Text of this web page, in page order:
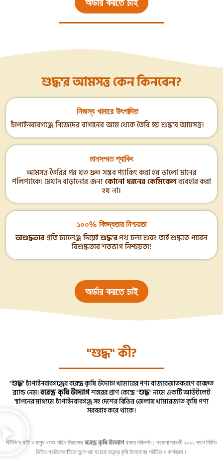
অর্ডার করতে চাই
শুদ্ধ'র আমসত্ত কেন কিনবেন?
নিজস্ব খামারে উৎপাদিত
চাঁপাইনবাবগঞ্জে নিজেদের বাগানের আম থেকে তৈরি হয় শুদ্ধ'র আমসত্ত।
মানসম্মত প্যাকিং
আমসত্ত তৈরির পর যত দ্রুত সম্ভব প্যাকিং করা হয় ভালো মানের
পলিপ্যাকে। মেয়াদ বাড়ানোর জন্যকোনো ধরনের কেমিকেলব্যবহার করা
হয় না।
১০০% বিশুদ্ধতার নিশ্চয়তা
অশুদ্ধতারপ্রতি চ্যালেঞ্জ দিয়েইশুদ্ধ'রপথ চলা শুরু! তাই শুদ্ধতে পাবেন
বিশুদ্ধতার শতভাগ নিশ্চয়তা!
অর্ডার করতে চাই
"শুদ্ধ" কী?
"শুদ্ধ" চাঁপাইনবাবগঞ্জের বরেন্দ্র কৃষি উদ্যোগ খামারের পণ্য বাজারজাতকরণে ব্যবহৃত
ব্র্যান্ড নেম।বরেন্দ্র কৃষি উদ্যোগশহরের প্রাণ কেন্দ্রে "শুদ্ধ" নামে একটি আউটলেট
স্থাপনের মাধ্যমে চাঁপাইনবাবগঞ্জ সহ দেশের বিভিন্ন জেলায় খামারজাত কৃষি পণ্য
সরবরাহ করে থাকে।
বিটিভি’র মাটি ও মানুষ খ্যাত শাইখ সিরাজেরবরেন্দ্র কৃষি উদ্যোগখামার পরিদর্শন। করোনা পরবর্তী ২০২১ সালে নির্মিত
ভিডিও প্রতিবেদনটিতে তুলে ধরা হয়েছে বরেন্দ্র কৃষি উদ্যোগের পরিচিত ও কার্যক্রম।